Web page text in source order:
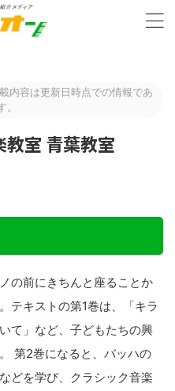
内容は更新日時点での情報であ
室 青葉教室
の前にきちんと座ることか
テキストの第1巻は、「キラ
て」など、子どもたちの興
第2巻になると、バッハの
どを学び、クラシック音楽